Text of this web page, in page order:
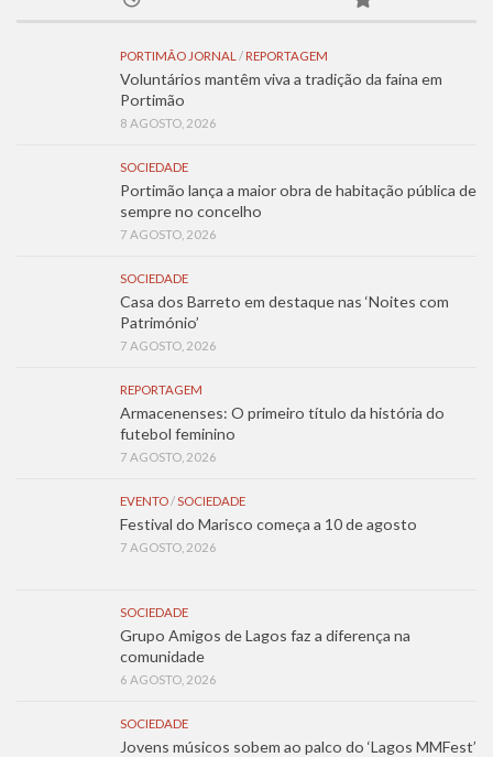
PORTIMÃO JORNAL / REPORTAGEM
Voluntários mantêm viva a tradição da faina em
Portimão
8 AGOSTO, 2026
SOCIEDADE
Portimão lança a maior obra de habitação pública de
sempre no concelho
7 AGOSTO, 2026
SOCIEDADE
Casa dos Barreto em destaque nas ‘Noites com
Património’
7 AGOSTO, 2026
REPORTAGEM
Armacenenses: O primeiro título da história do
futebol feminino
7 AGOSTO, 2026
EVENTO/SOCIEDADE
Festival do Marisco começa a 10 de agosto
7 AGOSTO, 2026
SOCIEDADE
Grupo Amigos de Lagos faz a diferença na
comunidade
6 AGOSTO, 2026
SOCIEDADE
Jovens músicos sobem ao palco do ‘Lagos MMFest’